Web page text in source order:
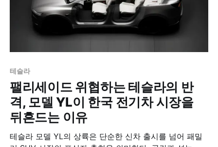
테슬라
팰리세이드 위협하는 테슬라의 반
격, 모델 YL이 한국 전기차 시장을
뒤흔드는 이유
테슬라 모델 YL의 상륙은 단순한 신차 출시를 넘어 패밀